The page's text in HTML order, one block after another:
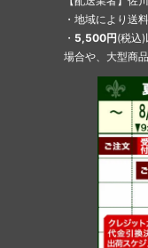
・地域により送
・ 5,500円(税込
場合や、大型商